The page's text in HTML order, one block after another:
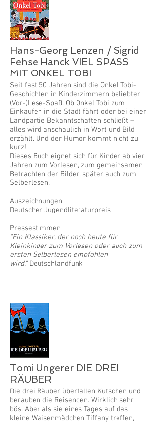
Hans-Georg Lenzen / Sigrid
Fehse Hanck VIEL SPASS
MIT ONKEL TOBI
Seit fast 50 Jahren sind die Onkel Tobi-
Geschichten in Kinderzimmern beliebter
(Vor-)Lese-Spaß. Ob Onkel Tobi zum
Einkaufen in die Stadt fährt oder bei einer
Landpartie Bekanntschaften schließt –
alles wird anschaulich in Wort und Bild
erzählt. Und der Humor kommt nicht zu
kurz!
Dieses Buch eignet sich für Kinder ab vier
Jahren zum Vorlesen, zum gemeinsamen
Betrachten der Bilder, später auch zum
Selberlesen.
Auszeichnungen
Deutscher Jugendliteraturpreis
Pressestimmen
"Ein Klassiker, der noch heute für
Kleinkinder zum Vorlesen oder auch zum
ersten Selberlesen empfohlen
wird."Deutschlandfunk
Tomi Ungerer DIE DREI
RÄUBER
Die drei Räuber überfallen Kutschen und
berauben die Reisenden. Wirklich sehr
bös. Aber als sie eines Tages auf das
kleine Waisenmädchen Tiffany treffen,